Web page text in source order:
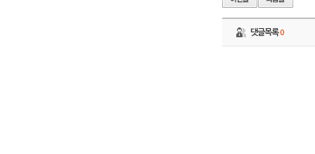
댓글목록0